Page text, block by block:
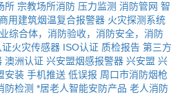
所 宗教场所消防 压力监测 消防管网 智
用建筑烟温复合报警器 火灾探测系统
综合体，消防验收，消防安全，消防
证火灾传感器 ISO认证 质检报告 第三方
澳洲认证 兴安盟烟感报警器 兴安盟 兴
安装 手机推送 低误报 周口市消防烟枪
防检测 *居老人智能安防产品 老人消防